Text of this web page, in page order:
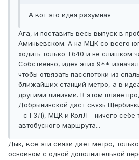
А вот это идея разумная
Ага, и поставить весь выпуск в
Аминьевском. А на МЦК со всего
ходить только Тб40 и не слишком
Собственно, идея этих 9**
чтобы отвязать пасспотоки из
ближайших станций метро, а в
другими линиями. В этом плане
Добрынинской даст связь
- с ГЗЛ), МЦК и КолЛ - ничего себе
автобусного маршрута...
Дык, все эти связи даёт метро,
основном с одной дополнительной